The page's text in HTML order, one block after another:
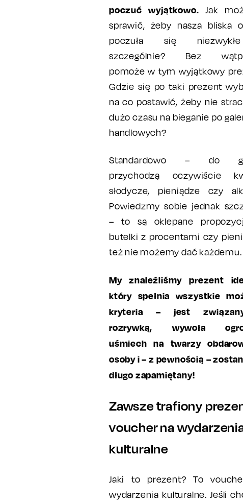
poczuć wyjątkowo.Jak
sprawić, żeby nasza bliska
poczuła się
szczególnie? Bez
pomoże w tym wyjątkowy
Gdzie się po taki prezent
na co postawić, żeby nie
dużo czasu na bieganie po
handlowych?
Standardowo – do
przychodzą oczywiście
słodycze, pieniądze czy
Powiedzmy sobie jednak
– to są oklepane
butelki z procentami czy
też nie możemy dać każdemu.
My znaleźliśmy prezent
który spełnia wszystkie
kryteria – jest
rozrywką, wywoła
uśmiech na twarzy
osoby i – z pewnością –
długo zapamiętany!
Zawsze trafiony
voucher na
kulturalne
Jaki to prezent? To
wydarzenia kulturalne. Jeśli